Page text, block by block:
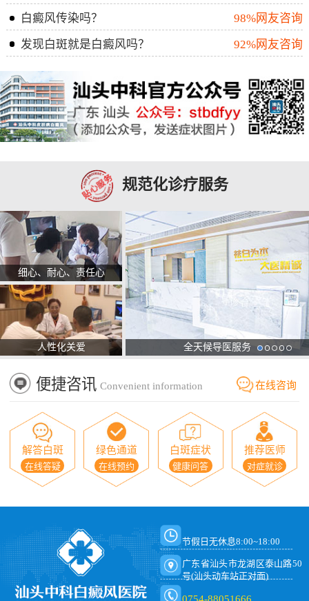
白癜风传染吗？
98%网友咨询
发现白斑就是白癜风吗？
92%网友咨询
规范化诊疗服务
细心、耐心、责任心
人性化关爱 全天候导医服务
便捷咨讯 Convenient information 在线咨询
解答白斑
在线答疑
绿色通道
在线预约
白斑症状
健康问答
推荐医师
对症就诊
节假日无休息8:00~18:00
广东省汕头市龙湖区泰山路50
号(汕头动车站正对面)
0754-88051666